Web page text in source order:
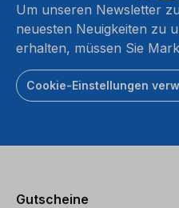
Um unseren Newsletter
neuesten Neuigkeiten zu
erhalten, müssen Sie
Cookie-Einstellungen
Gutscheine